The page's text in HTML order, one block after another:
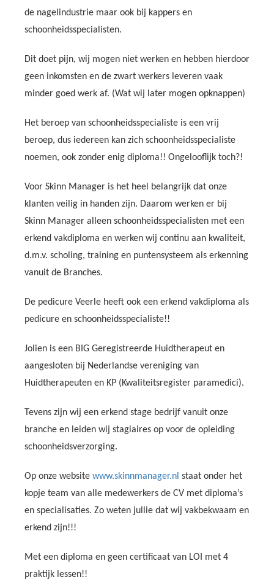
de nagelindustrie maar ook bij kappers en
schoonheidsspecialisten.
Dit doet pijn, wij mogen niet werken en hebben hierdoor
geen inkomsten en de zwart werkers leveren vaak
minder goed werk af. (Wat wij later mogen opknappen)
Het beroep van schoonheidsspecialiste is een vrij
beroep, dus iedereen kan zich schoonheidsspecialiste
noemen, ook zonder enig diploma!! Ongelooflijk toch?!
Voor Skinn Manager is het heel belangrijk dat onze
klanten veilig in handen zijn. Daarom werken er bij
Skinn Manager alleen schoonheidsspecialisten met een
erkend vakdiploma en werken wij continu aan kwaliteit,
d.m.v. scholing, training en puntensysteem als erkenning
vanuit de Branches.
De pedicure Veerle heeft ook een erkend vakdiploma als
pedicure en schoonheidsspecialiste!!
Jolien is een BIG Geregistreerde Huidtherapeut en
aangesloten bij Nederlandse vereniging van
Huidtherapeuten en KP (Kwaliteitsregister paramedici).
Tevens zijn wij een erkend stage bedrijf vanuit onze
branche en leiden wij stagiaires op voor de opleiding
schoonheidsverzorging.
Op onze website www.skinnmanager.nl staat onder het
kopje team van alle medewerkers de CV met diploma’s
en specialisaties. Zo weten jullie dat wij vakbekwaam en
erkend zijn!!!
Met een diploma en geen certificaat van LOI met 4
praktijk lessen!!